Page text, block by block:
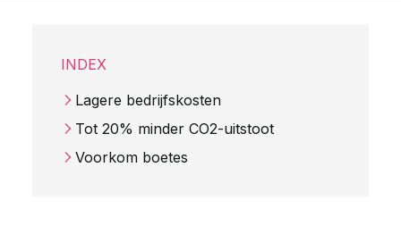
INDEX
Lagere bedrijfskosten
Tot 20% minder CO2-uitstoot
Voorkom boetes